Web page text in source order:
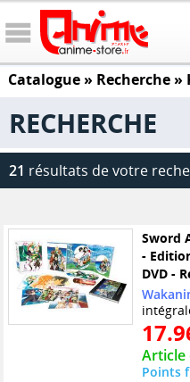
Catalogue» Recherche »
RECHERCHE
21 résultats de votre
Sword
-
DVD -
Article
Points